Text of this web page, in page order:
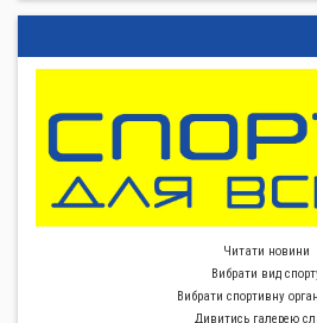
Читати новини
Вибрати вид
Вибрати спортивну
Дивитись галерею